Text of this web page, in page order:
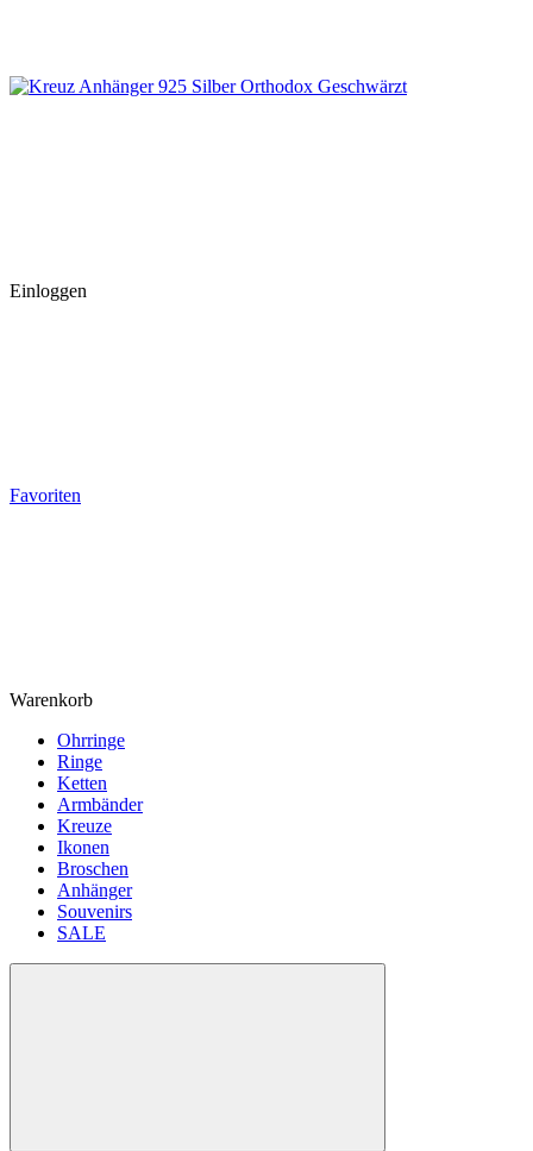
Einloggen
Favoriten
Warenkorb
Ohrringe
Ringe
Ketten
Armbänder
Kreuze
Ikonen
Broschen
Anhänger
Souvenirs
SALE